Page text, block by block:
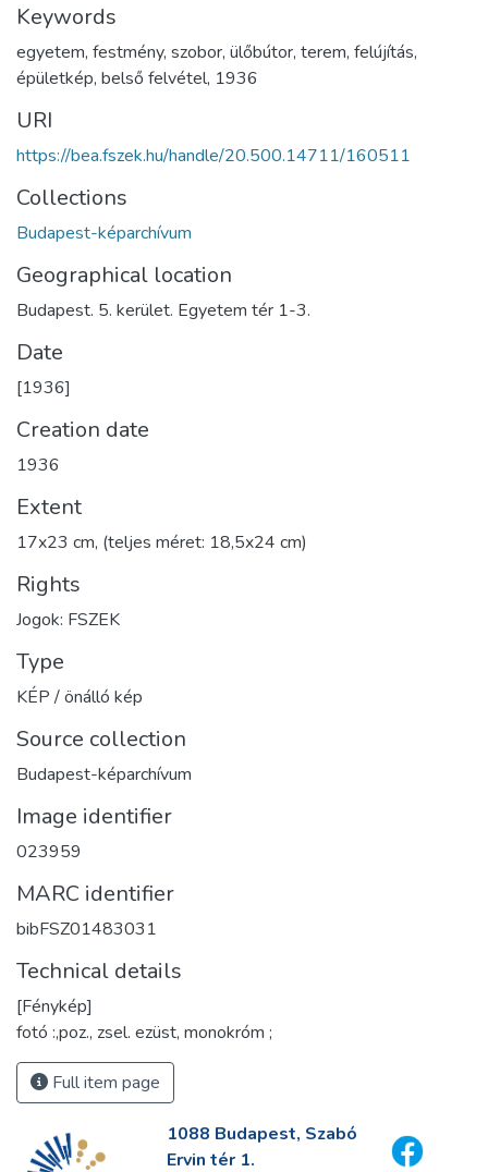
Keywords
egyetem, festmény, szobor, ülőbútor, terem, felújítás,
épületkép, belső felvétel, 1936
URI
https://bea.fszek.hu/handle/20.500.14711/160511
Collections
Budapest-képarchívum
Geographical location
Budapest. 5. kerület. Egyetem tér 1-3.
Date
[1936]
Creation date
1936
Extent
17x23 cm, (teljes méret: 18,5x24 cm)
Rights
Jogok: FSZEK
Type
KÉP / önálló kép
Source collection
Budapest-képarchívum
Image identifier
023959
MARC identifier
bibFSZ01483031
Technical details
[Fénykép]
fotó :,poz., zsel. ezüst, monokróm ;
Full item page
1088 Budapest, Szabó
Ervin tér 1.